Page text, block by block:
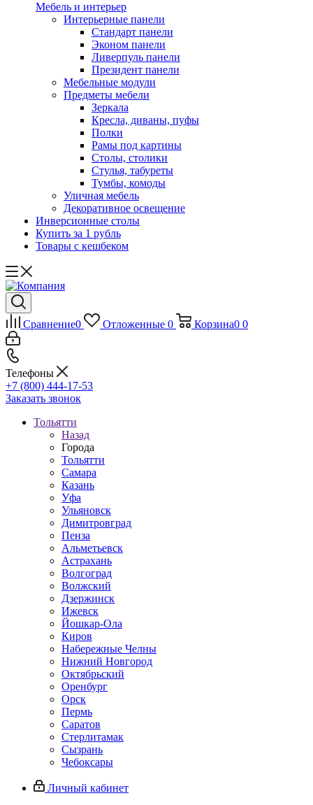
Мебель и интерьер
Интерьерные панели
Стандарт панели
Эконом панели
Ливерпуль панели
Президент панели
Мебельные модули
Предметы мебели
Зеркала
Кресла, диваны, пуфы
Полки
Рамы под картины
Столы, столики
Стулья, табуреты
Тумбы, комоды
Уличная мебель
Декоративное освещение
Инверсионные столы
Купить за 1 рубль
Товары с кешбеком
Сравнение0 Отложенные 0 Корзина0 0
Телефоны
+7 (800) 444-17-53
Заказать звонок
Тольятти
Назад
Города
Тольятти
Самара
Казань
Уфа
Ульяновск
Димитровград
Пенза
Альметьевск
Астрахань
Волгоград
Волжский
Дзержинск
Ижевск
Йошкар-Ола
Киров
Набережные Челны
Нижний Новгород
Октябрьский
Оренбург
Орск
Пермь
Саратов
Стерлитамак
Сызрань
Чебоксары
Личный кабинет